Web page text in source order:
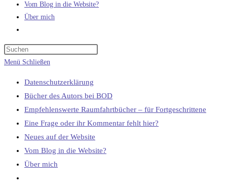
Vom Blog in die Website?
Über mich
umschalten
Menü Schließen
Datenschutzerklärung
Bücher des Autors bei BOD
Empfehlenswerte Raumfahrtbücher – für Fortgeschrittene
Eine Frage oder ihr Kommentar fehlt hier?
Neues auf der Website
Vom Blog in die Website?
Über mich